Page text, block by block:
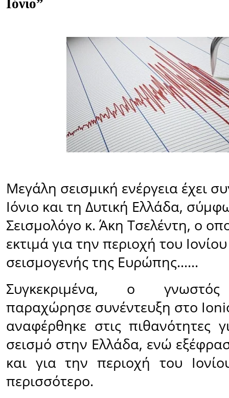
Ιόνιο”
Μεγάλη σεισμική ενέργεια έχει
Ιόνιο και τη Δυτική Ελλάδα,
Σεισμολόγο κ. Άκη Τσελέντη, ο
εκτιμά για την περιοχή του
σεισμογενής της Ευρώπης......
Συγκεκριμένα, ο γνωστός
παραχώρησε συνέντευξη στο
αναφέρθηκε στις πιθανότητες
σεισμό στην Ελλάδα, ενώ
και για την περιοχή του
περισσότερο.